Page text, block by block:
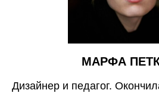
МАРФА
Дизайнер и педагог.